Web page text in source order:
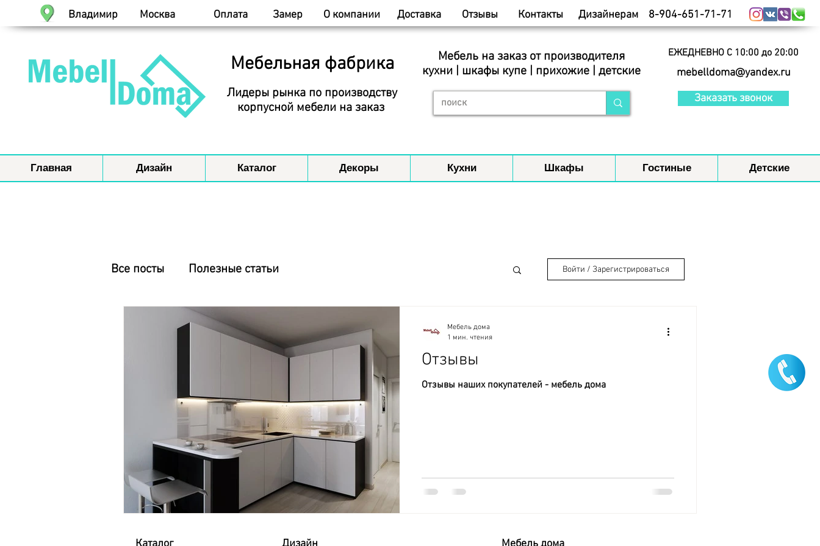
Владимир Москва Оплата Замер О компании Доставка Отзывы Контакты Дизайнерам 8-904-651-71-71
Мебельная фабрика
Мебель на заказ от производителя
кухни | шкафы купе | прихожие | детские
mebelldoma@yandex.ru
ЕЖЕДНЕВНО С 10:00 до 20:00
Лидеры рынка по производству
корпусной мебели на заказ
Заказать звонок
Главная Дизайн Каталог Декоры Кухни Шкафы Гостиные Детские
Все посты Полезные статьи Войти / Зарегистрироваться
Отзывы
Отзывы наших покупателей - мебель дома
Мебель дома
1 мин. чтения